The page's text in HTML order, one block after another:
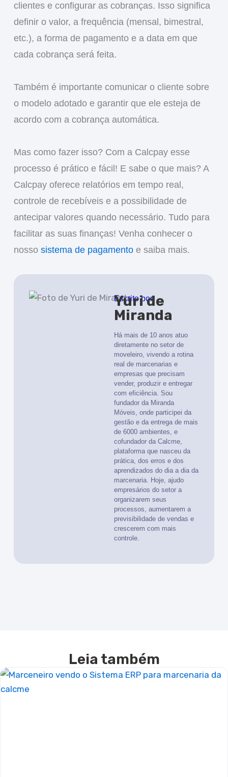
clientes e configurar as cobranças. Isso significa
definir o valor, a frequência (mensal, bimestral,
etc.), a forma de pagamento e a data em que
cada cobrança será feita.
Também é importante comunicar o cliente sobre
o modelo adotado e garantir que ele esteja de
acordo com a cobrança automática.
Mas como fazer isso? Com a Calcpay esse
processo é prático e fácil! E sabe o que mais? A
Calcpay oferece relatórios em tempo real,
controle de recebíveis e a possibilidade de
antecipar valores quando necessário. Tudo para
facilitar as suas finanças! Venha conhecer o
nosso sistema de pagamentoe saiba mais.
Escrito por
Yuri de
Miranda
Há mais de 10 anos atuo
diretamente no setor de
moveleiro, vivendo a rotina
real de marcenarias e
empresas que precisam
vender, produzir e entregar
com eficiência. Sou
fundador da Miranda
Móveis, onde participei da
gestão e da entrega de mais
de 6000 ambientes, e
cofundador da Calcme,
plataforma que nasceu da
prática, dos erros e dos
aprendizados do dia a dia da
marcenaria. Hoje, ajudo
empresários do setor a
organizarem seus
processos, aumentarem a
previsibilidade de vendas e
crescerem com mais
controle.
Leia também